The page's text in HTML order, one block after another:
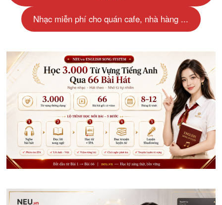
Nhạc miễn phí cho quán cafe, nhà hàng ...